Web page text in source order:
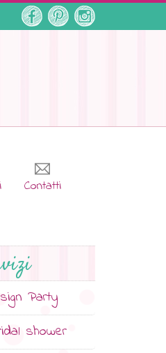
Contatti
Party
shower